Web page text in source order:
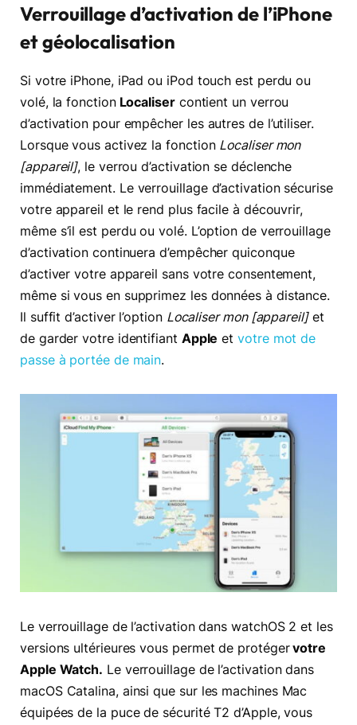
Verrouillage d’activation de l’iPhone
et géolocalisation
Si votre iPhone, iPad ou iPod touch est perdu ou
volé, la fonctionLocalisercontient un verrou
d’activation pour empêcher les autres de l’utiliser.
Lorsque vous activez la fonction Localiser mon
[appareil], le verrou d’activation se déclenche
immédiatement. Le verrouillage d’activation sécurise
votre appareil et le rend plus facile à découvrir,
même s’il est perdu ou volé. L’option de verrouillage
d’activation continuera d’empêcher quiconque
d’activer votre appareil sans votre consentement,
même si vous en supprimez les données à distance.
Il suffit d’activer l’option Localiser mon [appareil]et
de garder votre identifiant Apple etvotre mot de
passe à portée de main.
Le verrouillage de l’activation dans watchOS 2 et les
versions ultérieures vous permet de protégervotre
Apple Watch. Le verrouillage de l’activation dans
macOS Catalina, ainsi que sur les machines Mac
équipées de la puce de sécurité T2 d’Apple, vous